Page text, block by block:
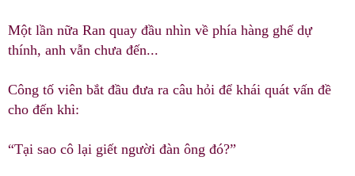
Một lần nữa Ran quay đầu nhìn về phía hàng ghế dự
thính, anh vẫn chưa đến...
Công tố viên bắt đầu đưa ra câu hỏi để khái quát vấn đề
cho đến khi:
“Tại sao cô lại giết người đàn ông đó?”